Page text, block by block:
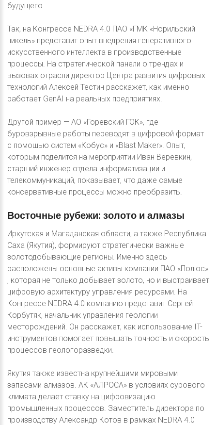
будущего.
Так, на Конгрессе NEDRA 4.0 ПАО «ГМК «Норильский
никель» представит опыт внедрения генеративного
искусственного интеллекта в производственные
процессы. На стратегической панели о трендах и
вызовах отрасли директор Центра развития цифровых
технологий Алексей Тестин расскажет, как именно
работает GenAI на реальных предприятиях.
Другой пример — АО «Горевский ГОК», где
буровзрывные работы переводят в цифровой формат
с помощью систем «Кобус» и «Blast Maker». Опыт,
которым поделится на мероприятии Иван Веревкин,
старший инженер отдела информатизации и
телекоммуникаций, показывает, что даже самые
консервативные процессы можно преобразить.
Восточные рубежи: золото и алмазы
Иркутская и Магаданская области, а также Республика
Саха (Якутия), формируют стратегически важные
золотодобывающие регионы. Именно здесь
расположены основные активы компании ПАО «Полюс»
, которая не только добывает золото, но и выстраивает
цифровую архитектуру управления ресурсами. На
Конгрессе NEDRA 4.0 компанию представит Сергей
Корбутяк, начальник управления геологии
месторождений. Он расскажет, как использование IT-
инструментов помогает повышать точность и скорость
процессов геологоразведки.
Якутия также известна крупнейшими мировыми
запасами алмазов. АК «АЛРОСА» в условиях сурового
климата делает ставку на цифровизацию
промышленных процессов. Заместитель директора по
производству Александр Котов в рамках NEDRA 4.0